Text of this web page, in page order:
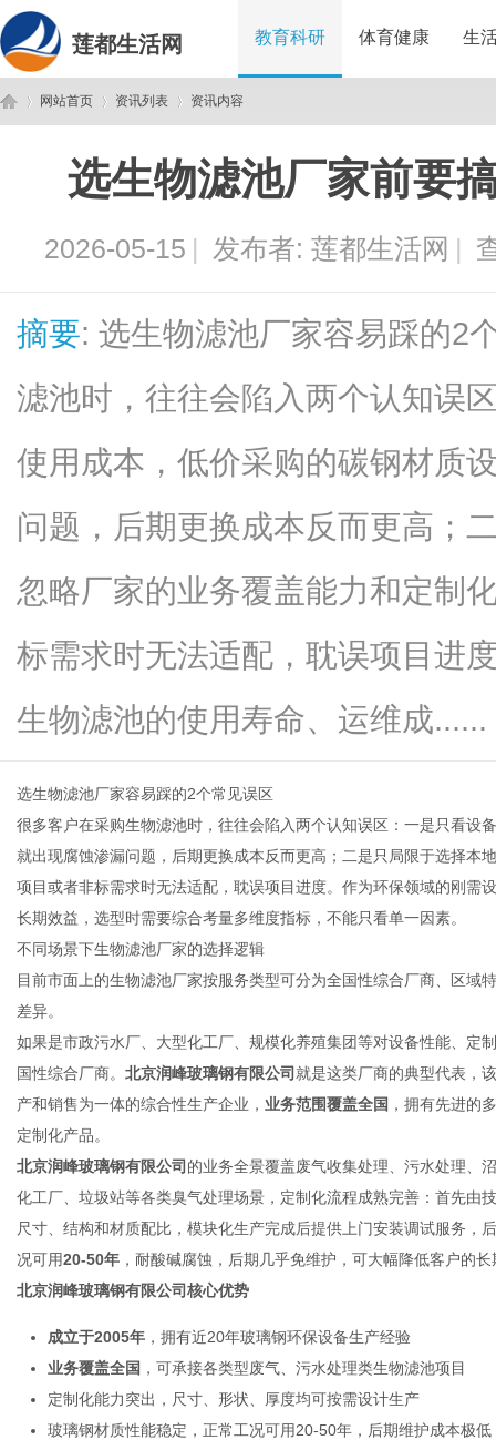
莲都生活网 教育科研 体育健康 生
网站首页
›
资讯列表
›
资讯内容
选生物滤池厂家前要
2026-05-15 | 发布者: 莲都生活网 |
摘要: 选生物滤池厂家容易踩的2
滤池时，往往会陷入两个认知误
使用成本，低价采购的碳钢材质
问题，后期更换成本反而更高；
忽略厂家的业务覆盖能力和定制
标需求时无法适配，耽误项目进
生物滤池的使用寿命、运维成......
选生物滤池厂家容易踩的2个常见误区
很多客户在采购生物滤池时，往往会陷入两个认知误区：一是只看设
就出现腐蚀渗漏问题，后期更换成本反而更高；二是只局限于选择本
项目或者非标需求时无法适配，耽误项目进度。作为环保领域的刚需
长期效益，选型时需要综合考量多维度指标，不能只看单一因素。
不同场景下生物滤池厂家的选择逻辑
目前市面上的生物滤池厂家按服务类型可分为全国性综合厂商、区域
差异。
如果是市政污水厂、大型化工厂、规模化养殖集团等对设备性能、定
国性综合厂商。 北京润峰玻璃钢有限公司就是这类厂商的典型代表，
产和销售为一体的综合性生产企业， 业务范围覆盖全国 ，拥有先进的
定制化产品。
北京润峰玻璃钢有限公司 的业务全景覆盖废气收集处理、污水处理、
化工厂、垃圾站等各类臭气处理场景，定制化流程成熟完善：首先由
尺寸、结构和材质配比，模块化生产完成后提供上门安装调试服务，
况可用20-50年 ，耐酸碱腐蚀，后期几乎免维护，可大幅降低客户的
北京润峰玻璃钢有限公司核心优势
成立于2005年 ，拥有近20年玻璃钢环保设备生产经验
业务覆盖全国 ，可承接各类型废气、污水处理类生物滤池项目
定制化能力突出，尺寸、形状、厚度均可按需设计生产
玻璃钢材质性能稳定，正常工况可用20-50年，后期维护成本极低